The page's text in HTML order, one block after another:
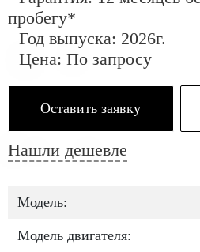
пробегу*
Год выпуска: 2026г.
Цена: По запросу
Оставить заявку
Нашли дешевле
Модель:
Модель двигателя: